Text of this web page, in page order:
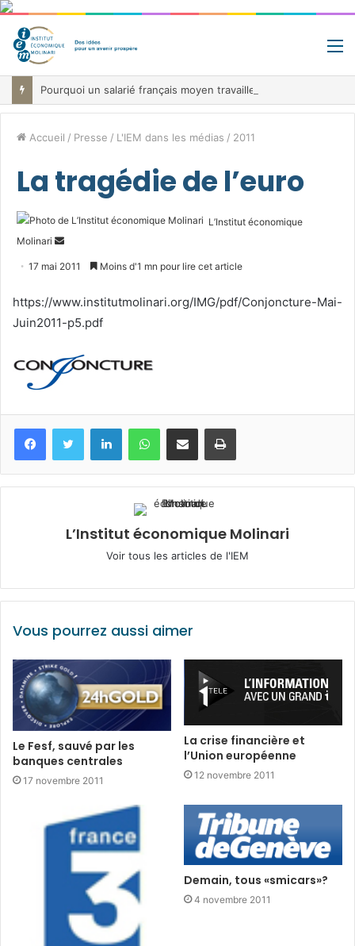
Accueil / Presse / L'IEM dans les médias / 2011
La tragédie de l’euro
L’Institut économique
Molinari
Envoyer
17 mai 2011 Moins d'1 mn pour lire cet article
https://www.institutmolinari.org/IMG/pdf/Conjoncture-Mai-
Juin2011-p5.pdf
FacebookTwitter LinkedinWhatsApp
Partagez par mail Imprimez
L’Institut économique Molinari
Voir tous les articles de l'IEM
Vous pourrez aussi aimer
Le Fesf, sauvé par les
banques centrales
17 novembre 2011
La crise financière et
l’Union européenne
12 novembre 2011
Demain, tous «smicars»?
4 novembre 2011